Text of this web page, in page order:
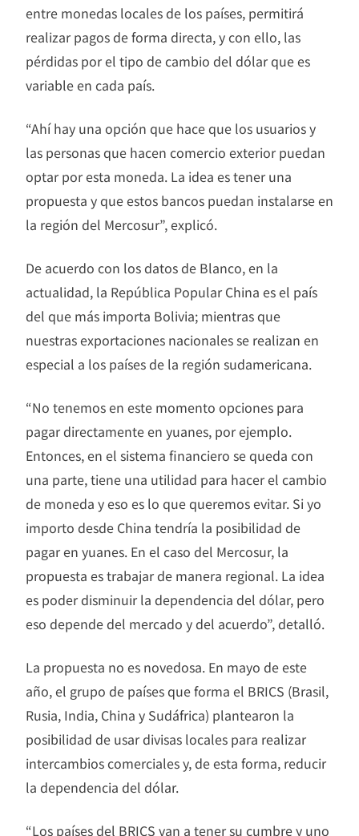
entre monedas locales de los países, permitirá
realizar pagos de forma directa, y con ello, las
pérdidas por el tipo de cambio del dólar que es
variable en cada país.
“Ahí hay una opción que hace que los usuarios y
las personas que hacen comercio exterior puedan
optar por esta moneda. La idea es tener una
propuesta y que estos bancos puedan instalarse en
la región del Mercosur”, explicó.
De acuerdo con los datos de Blanco, en la
actualidad, la República Popular China es el país
del que más importa Bolivia; mientras que
nuestras exportaciones nacionales se realizan en
especial a los países de la región sudamericana.
“No tenemos en este momento opciones para
pagar directamente en yuanes, por ejemplo.
Entonces, en el sistema financiero se queda con
una parte, tiene una utilidad para hacer el cambio
de moneda y eso es lo que queremos evitar. Si yo
importo desde China tendría la posibilidad de
pagar en yuanes. En el caso del Mercosur, la
propuesta es trabajar de manera regional. La idea
es poder disminuir la dependencia del dólar, pero
eso depende del mercado y del acuerdo”, detalló.
La propuesta no es novedosa. En mayo de este
año, el grupo de países que forma el BRICS (Brasil,
Rusia, India, China y Sudáfrica) plantearon la
posibilidad de usar divisas locales para realizar
intercambios comerciales y, de esta forma, reducir
la dependencia del dólar.
“Los países del BRICS van a tener su cumbre y uno